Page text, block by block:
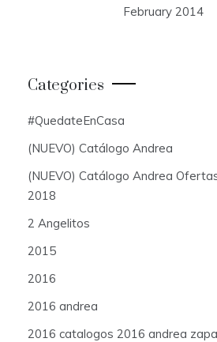
February 2014
Categories
#QuedateEnCasa
(NUEVO) Catálogo Andrea
(NUEVO) Catálogo Andrea
2018
2 Angelitos
2015
2016
2016 andrea
2016 catalogos 2016 andrea